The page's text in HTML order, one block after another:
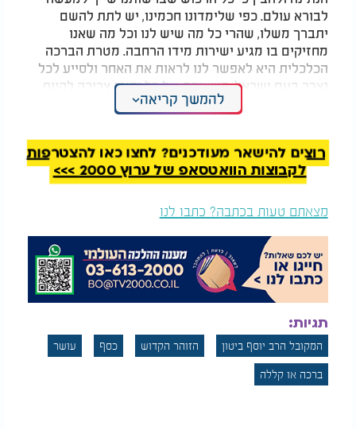
לבורא עולם. כפי שלימדונו חכמינו, יש לתת להשם
יתברך משלו, שהרי כל מה שיש לנו וכל מה שאנו
מחזיקים בו מגיע ישירות מידו הרחבה. מטרת הברכה
הכלכלית היא לאפשר לנו לראות את האחר ולסייע לכל
נצרך בעם ישראל. השאיפה של כל יהודי צריכה להיות
להפוך למשביר ומפרנס עבור סובביו, הן בהיבט הרוחני
והן בהיבט הגשמי, ומתוך כך לזכות בברכה שלמה
ובשמירה עליונה.
להמשך קריאה
רוצים להישאר מעודכנים? לחצו כאן להצטרפות
לקבוצות הוואטסאפ של ערוץ 2000 >>>
מצאתם טעות בכתבה? כתבו לנו
תגיות:
המקובל הרב יוסף ביטון הזוהר הקדוש כסף
עושר
ברכה או קללה